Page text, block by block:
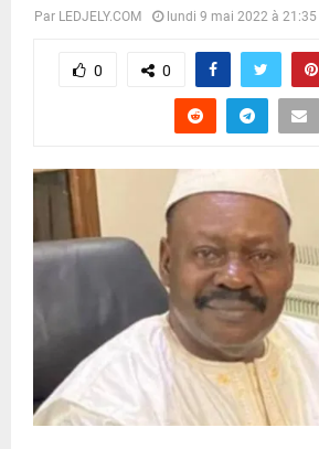
Par LEDJELY.COM lundi 9 mai 2022 à 21:35
0 0